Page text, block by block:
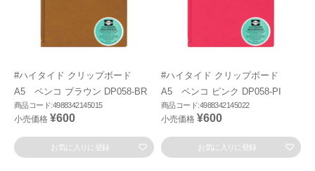
#ハイタイド クリップボード
A5 ペンコ ブラウン DP058-BR
商品コード:4988342145015
小売価格 ¥600
お気に入りに登録
#ハイタイド クリップボード
A5 ペンコ ピンク DP058-PI
商品コード:4988342145022
小売価格 ¥600
お気に入りに登録